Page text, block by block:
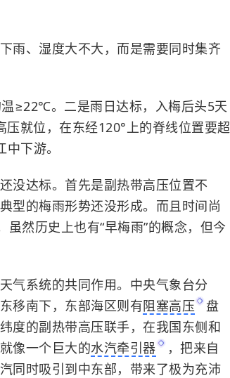
雨、湿度大不大，而是需要同时集齐
≥22℃。二是雨日达标，入梅后头5天
就位，在东经120°上的脊线位置要超
下游。
没达标。首先是副热带高压位置不
型的梅雨形势还没形成。而且时间尚
然历史上也有“早梅雨”的概念，但今
气系统的共同作用。中央气象台分
移南下，东部海区则有阻塞高压
盘
度的副热带高压联手，在我国东侧和
像一个巨大的水汽牵引器
，把来自
同时吸引到中东部，带来了极为充沛